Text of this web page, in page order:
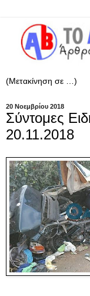
20 Νοεμβρίου 2018
Σύντομες
20.11.2018